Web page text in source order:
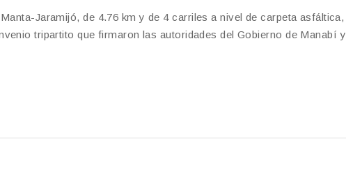
Jaramijó, de 4.76 km y de 4 carriles a nivel de carpeta asfáltica,
tripartito que firmaron las autoridades del Gobierno de Manabí y